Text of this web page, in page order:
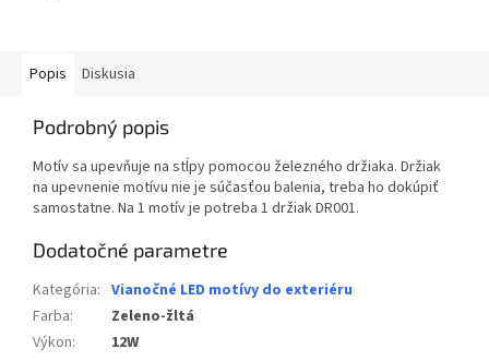
Popis Diskusia
Podrobný popis
Motív sa upevňuje na stĺpy pomocou železného držiaka. Držiak
na upevnenie motívu nie je súčasťou balenia, treba ho dokúpiť
samostatne. Na 1 motív je potreba 1 držiak DR001.
Dodatočné parametre
Kategória: Vianočné LED motívy do exteriéru
Farba:
Zeleno-žltá
Výkon: 12W